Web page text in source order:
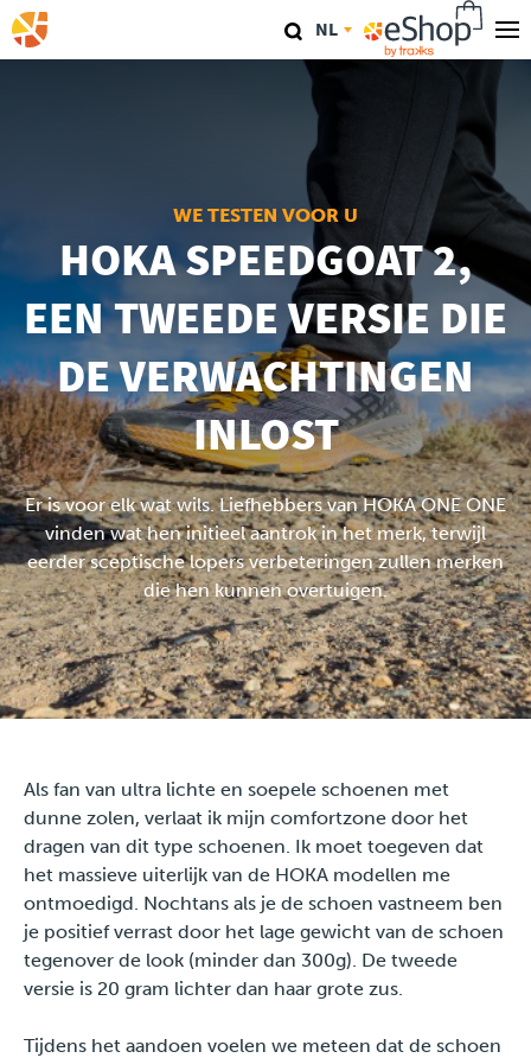
Overslaan
en
Agenda
Clinics
Conferenties
Race
Travel
Travel
Plus
Over ons
Jobs
News
Product Tests
TraKKs Team
Partners
NL
WE TESTEN VOOR U
HOKA SPEEDGOAT 2,
EEN TWEEDE VERSIE DIE
DE VERWACHTINGEN
INLOST
Er is voor elk wat wils. Liefhebbers van HOKA ONE ONE
vinden wat hen initieel aantrok in het merk, terwijl
eerder sceptische lopers verbeteringen zullen merken
die hen kunnen overtuigen.
Als fan van ultra lichte en soepele schoenen met
dunne zolen, verlaat ik mijn comfortzone door het
dragen van dit type schoenen. Ik moet toegeven dat
het massieve uiterlijk van de HOKA modellen me
ontmoedigd. Nochtans als je de schoen vastneem ben
je positief verrast door het lage gewicht van de schoen
tegenover de look (minder dan 300g). De tweede
versie is 20 gram lichter dan haar grote zus.
Tijdens het aandoen voelen we meteen dat de schoen